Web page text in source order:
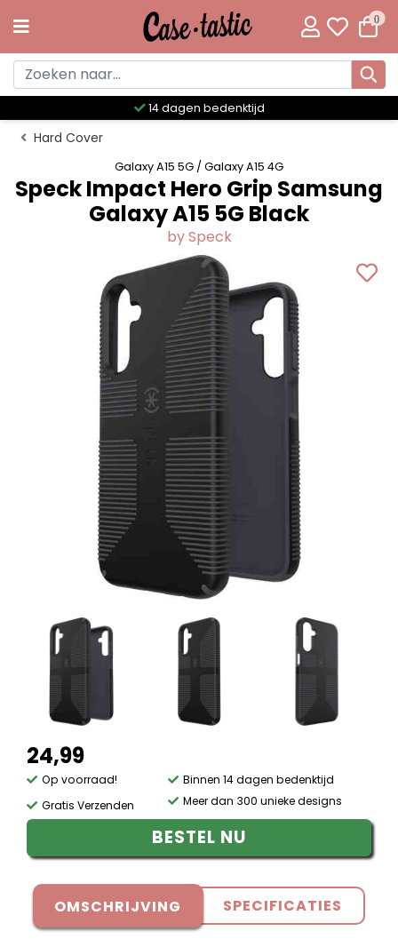
0
Meer dan 300 unieke designs
Hard Cover
Galaxy A15 5G / Galaxy A15 4G
Speck Impact Hero Grip Samsung
Galaxy A15 5G Black
by Speck
24,99
Op voorraad!
Gratis Verzenden
Binnen 14 dagen bedenktijd
Meer dan 300 unieke designs
BESTEL NU
OMSCHRIJVING SPECIFICATIES